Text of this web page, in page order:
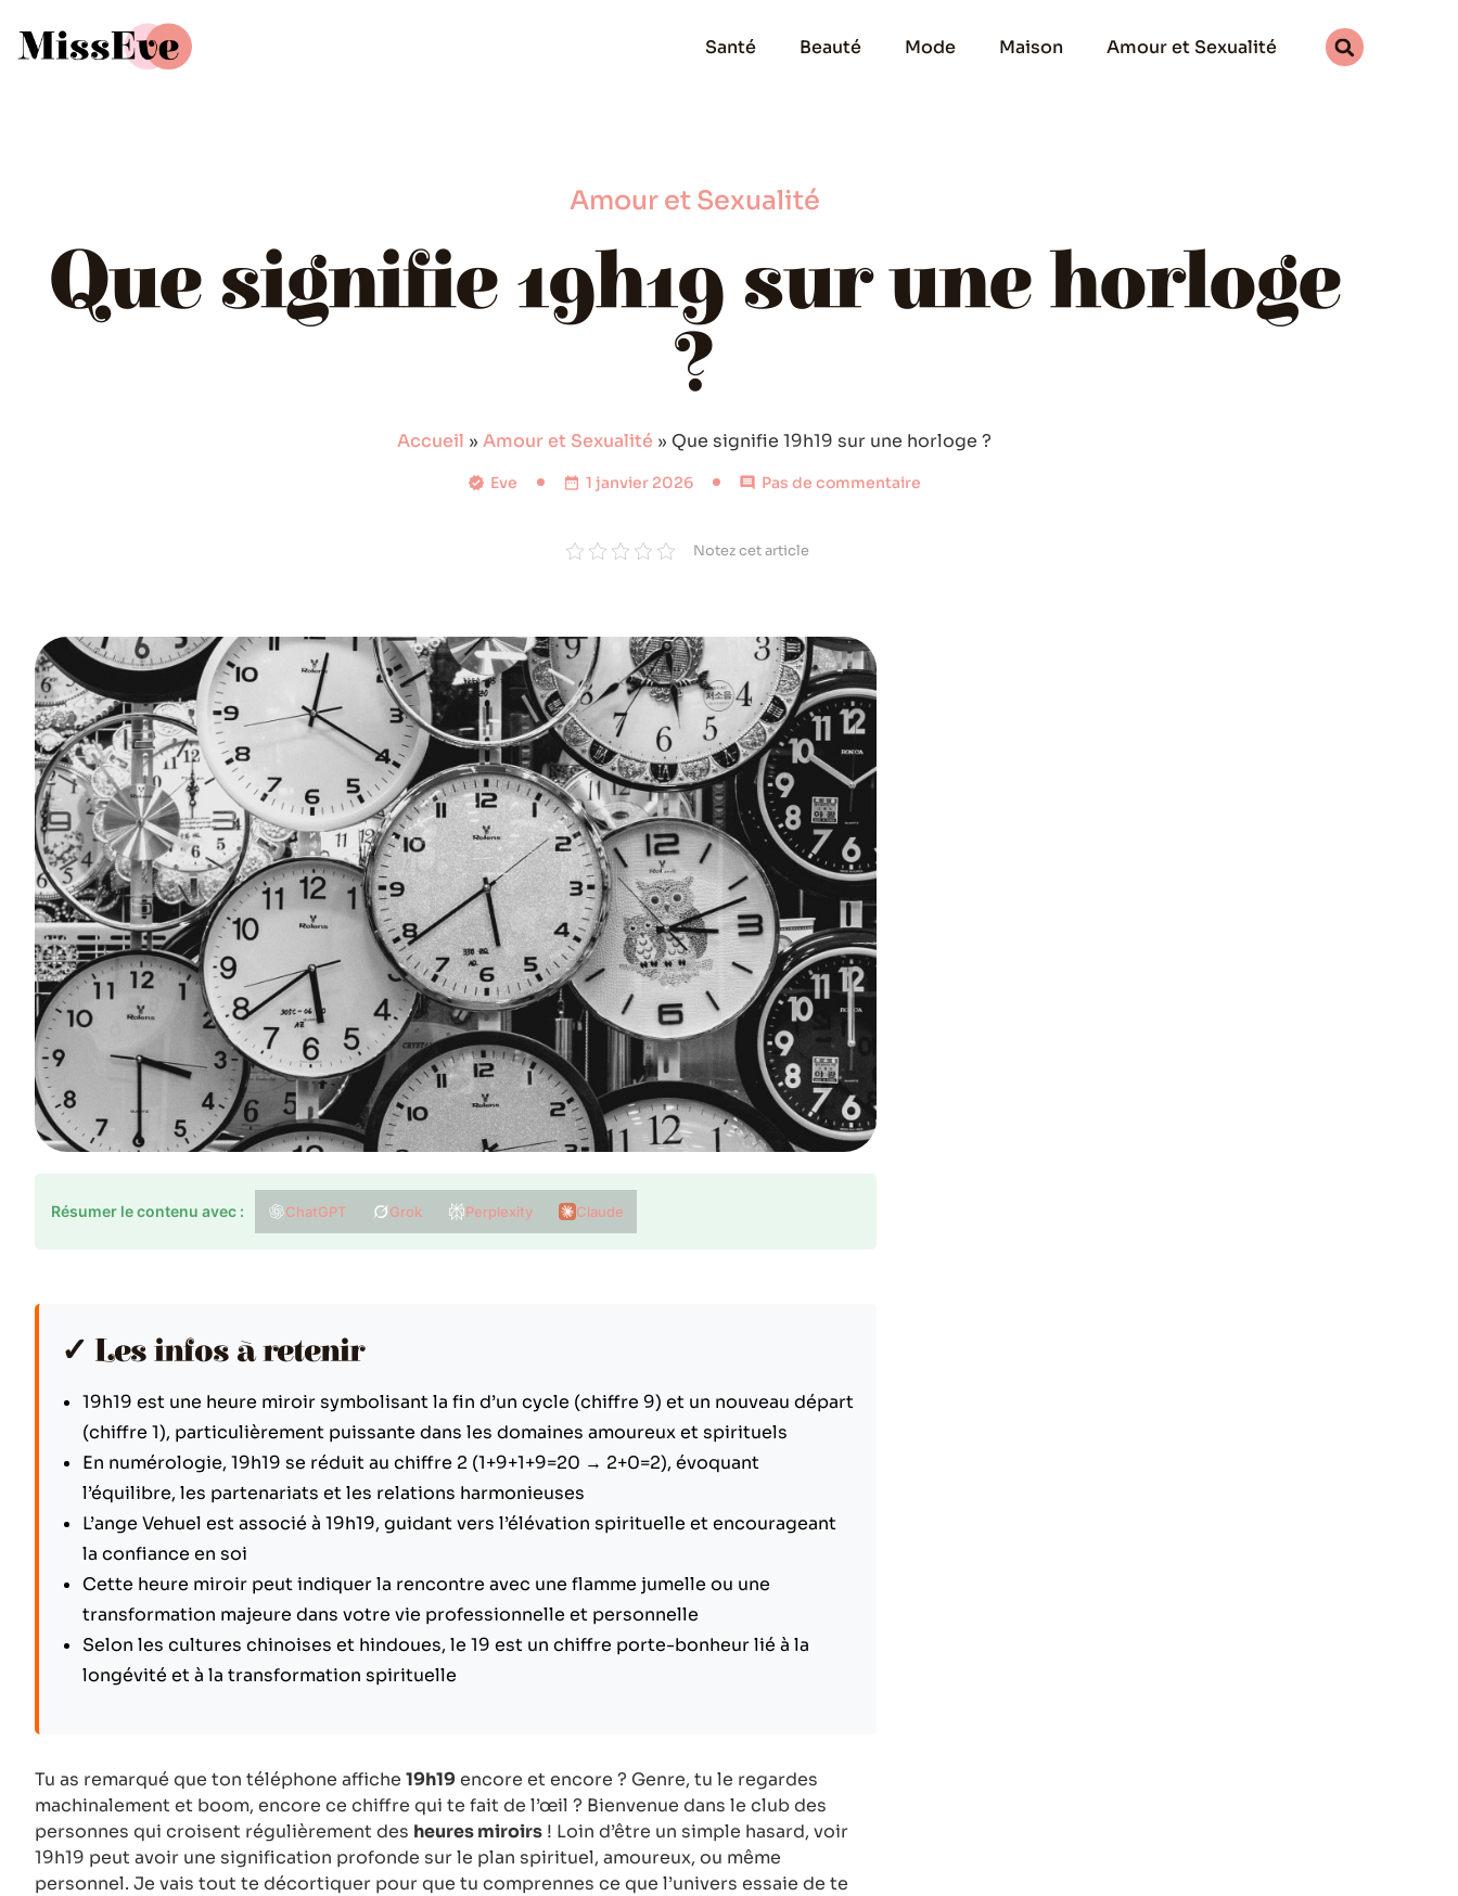
Santé Beauté Mode Maison Amour et Sexualité
Amour et Sexualité
Que signifie 19h19 sur une horloge
?
Accueil » Amour et Sexualité » Que signifie 19h19 sur une horloge ?
Eve 1 janvier 2026 Pas de commentaire
Notez cet article
Résumer le contenu avec : ChatGPT Grok Perplexity Claude
✓ Les infos à retenir
19h19 est une heure miroir symbolisant la fin d’un cycle (chiffre 9) et un nouveau départ
(chiffre 1), particulièrement puissante dans les domaines amoureux et spirituels
En numérologie, 19h19 se réduit au chiffre 2 (1+9+1+9=20 → 2+0=2), évoquant
l’équilibre, les partenariats et les relations harmonieuses
L’ange Vehuel est associé à 19h19, guidant vers l’élévation spirituelle et encourageant
la confiance en soi
Cette heure miroir peut indiquer la rencontre avec une flamme jumelle ou une
transformation majeure dans votre vie professionnelle et personnelle
Selon les cultures chinoises et hindoues, le 19 est un chiffre porte-bonheur lié à la
longévité et à la transformation spirituelle
Tu as remarqué que ton téléphone affiche 19h19encore et encore ? Genre, tu le regardes
machinalement et boom, encore ce chiffre qui te fait de l’œil ? Bienvenue dans le club des
personnes qui croisent régulièrement des heures miroirs ! Loin d’être un simple hasard, voir
19h19 peut avoir une signification profonde sur le plan spirituel, amoureux, ou même
personnel. Je vais tout te décortiquer pour que tu comprennes ce que l’univers essaie de te